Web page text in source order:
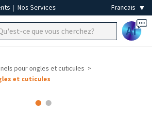
| Nos Services
Ai
pour ongles et cuticules
et cuticules